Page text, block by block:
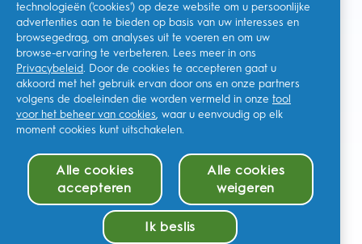
Ik geef toestemming voor het ontvangen van
gepersonaliseerde communicatie met betrekking tot
aanbiedingen, nieuws en andere promotionele initiatieven van
Oral-B en andere
P&G-merken
kan me op elk momentafmelden.
Procter & Gamble, als verwerkingsverantwoordelijke, zal uw
persoonlijke gegevens verwerken zodat u zich bij deze site kunt
registreren en de interactie kunt aangaan met de aangeboden
diensten en zodat P&G u, afhankelijk van uw toestemming,
relevante commerciële berichten kan sturen, waaronder
gepersonaliseerde advertenties in online media. Ontdek hier
Voor meer informatie over de verwerking van uw gegevens en
uw privacy rechten, kunt u
kijken of ons volledige
raadplegen.
U bent minstens 18 jaar oud en gaat akkoord met onzealgemene
voorwaarden.
technologieën ('cookies') op deze website om u persoonlijke
advertenties aan te bieden op basis van uw interesses en
browsegedrag, om analyses uit te voeren en om uw
browse-ervaring te verbeteren. Lees meer in ons
Privacybeleid. Door de cookies te accepteren gaat u
akkoord met het gebruik ervan door ons en onze partners
volgens de doeleinden die worden vermeld in onze tool
voor het beheer van cookies, waar u eenvoudig op elk
moment cookies kunt uitschakelen.
Alle cookies
accepteren
Alle cookies
weigeren
Ik beslis